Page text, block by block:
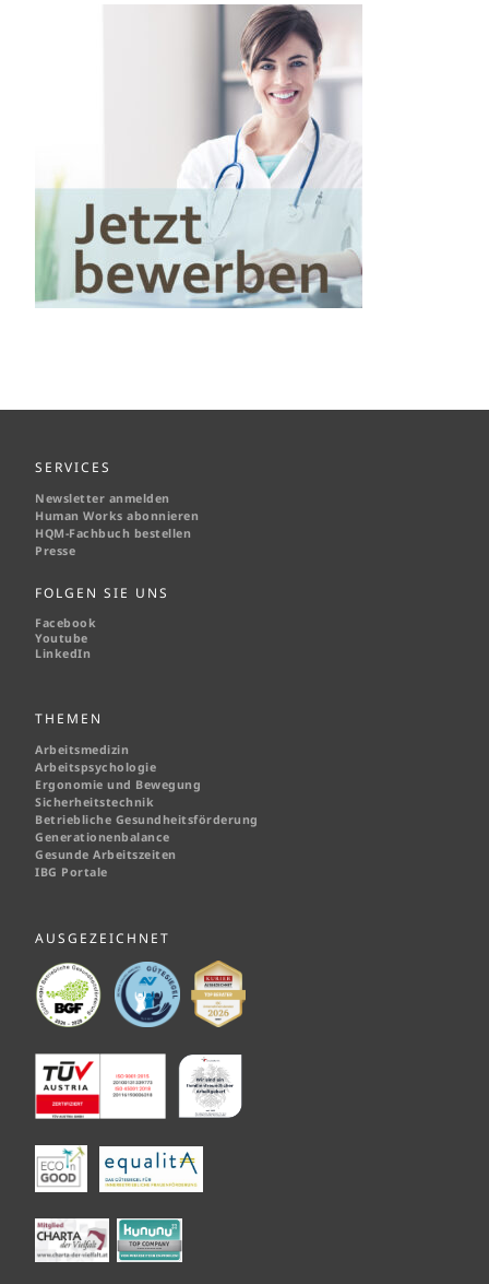
SERVICES
Newsletter anmelden
Human Works abonnieren
HQM-Fachbuch bestellen
Presse
FOLGEN SIE UNS
Facebook
Youtube
LinkedIn
THEMEN
Arbeitsmedizin
Arbeitspsychologie
Ergonomie und Bewegung
Sicherheitstechnik
Betriebliche Gesundheitsförderung
Generationenbalance
Gesunde Arbeitszeiten
IBG Portale
AUSGEZEICHNET